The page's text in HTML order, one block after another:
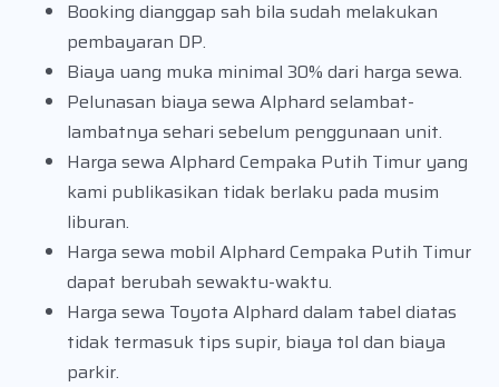
Booking dianggap sah bila sudah melakukan
pembayaran DP.
Biaya uang muka minimal 30% dari harga sewa.
Pelunasan biaya sewa Alphard selambat-
lambatnya sehari sebelum penggunaan unit.
Harga sewa Alphard Cempaka Putih Timur yang
kami publikasikan tidak berlaku pada musim
liburan.
Harga sewa mobil Alphard Cempaka Putih Timur
dapat berubah sewaktu-waktu.
Harga sewa Toyota Alphard dalam tabel diatas
tidak termasuk tips supir, biaya tol dan biaya
parkir.